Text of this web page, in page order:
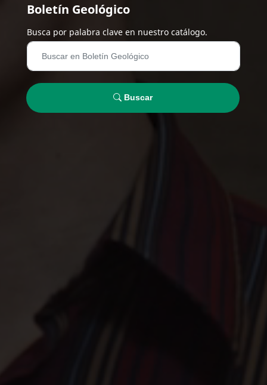
Boletín Geológico
Busca por palabra clave en nuestro catálogo.
Buscar